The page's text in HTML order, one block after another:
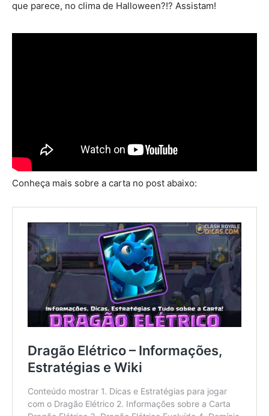
que parece, no clima de Halloween?!? Assistam!
Conheça mais sobre a carta no post abaixo: